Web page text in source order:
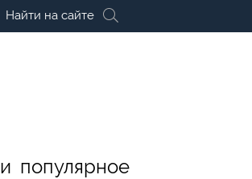
Найти на сайте
и популярное